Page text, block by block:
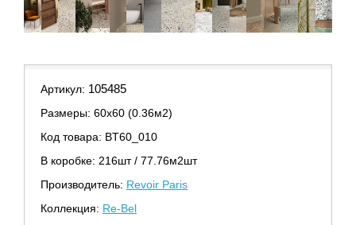
Артикул: 105485
Размеры: 60х60 (0.36м2)
Код товара: BT60_010
В коробке: 216шт / 77.76м2шт
Производитель: Revoir Paris
Коллекция: Re-Bel